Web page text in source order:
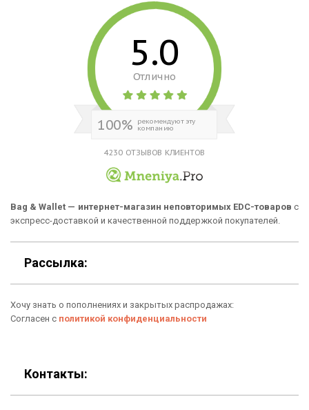
Способы оплаты
Подарочные сертификаты
Условия возврата
Оферта
Политика конфиденциальности
Личный кабинет
Для гаджетов
Аксессуары
Популярные товары
5.0
Отлично
100% рекомендуют эту
компанию
4230 ОТЗЫВОВ КЛИЕНТОВ
Bag & Wallet — интернет-магазин неповторимых EDC-товаров с
экспресс-доставкой и качественной поддержкой покупателей.
Рассылка:
Хочу знать о пополнениях и закрытых распродажах:
Согласен с политикой конфиденциальности
Контакты: